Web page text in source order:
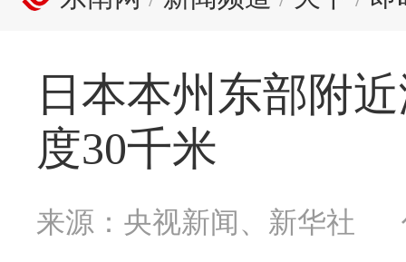
日本本州东部附
度30千米
来源：央视新闻、新华社